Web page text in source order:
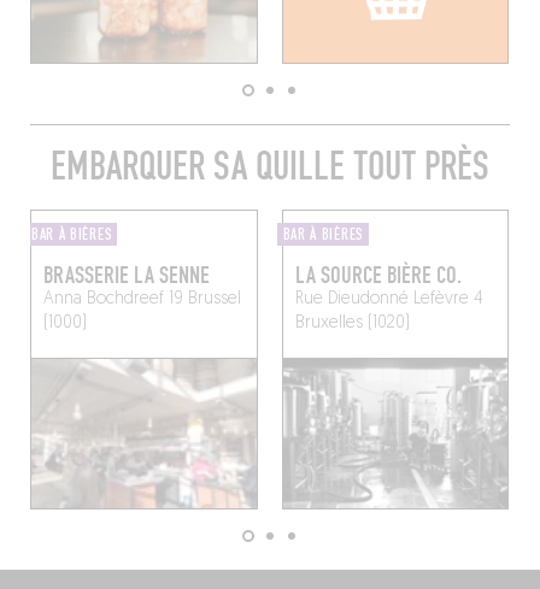
EMBARQUER SA QUILLE TOUT PRÈS
BAR À BIÈRES
BRASSERIE LA SENNE
Anna Bochdreef 19 Brussel
(1000)
BAR À BIÈRES
LA SOURCE BIÈRE CO.
Rue Dieudonné Lefèvre 4
Bruxelles (1020)